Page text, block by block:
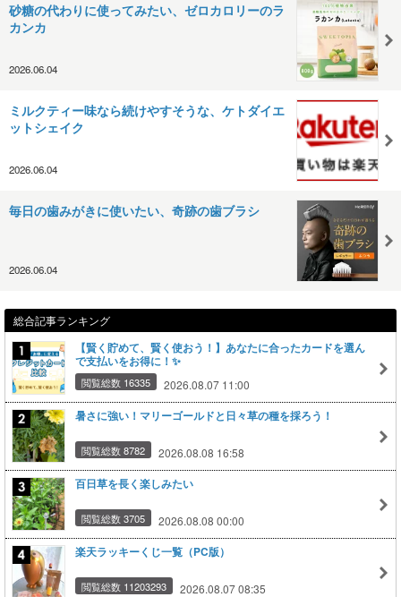
砂糖の代わりに使ってみたい、ゼロカロリーのラ
カンカ
2026.06.04
ミルクティー味なら続けやすそうな、ケトダイエ
ットシェイク
2026.06.04
毎日の歯みがきに使いたい、奇跡の歯ブラシ
2026.06.04
総合記事ランキング
【賢く貯めて、賢く使おう！】あなたに合ったカードを選ん
で支払いをお得に！✨
閲覧総数 16335 2026.08.07 11:00
暑さに強い！マリーゴールドと日々草の種を採ろう！
閲覧総数 8782 2026.08.08 16:58
百日草を長く楽しみたい
閲覧総数 3705 2026.08.08 00:00
楽天ラッキーくじ一覧（PC版）
閲覧総数 11203293 2026.08.07 08:35